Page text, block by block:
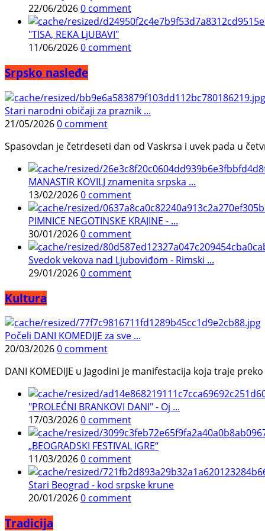
22/06/20260 comment
"TISA, REKA LjUBAVI"
11/06/20260 comment
Srpsko nasleđe
Stari narodni običaji za praznik ...
21/05/20260 comment
Spasovdan je četrdeseti dan od Vaskrsa i uvek pada u
MANASTIR KOVILJ znamenita srpska ...
13/02/20260 comment
PIMNICE NEGOTINSKE KRAJINE - ...
30/01/20260 comment
Svedok vekova nad Ljuboviđom - Rimski ...
29/01/20260 comment
Kultura
Počeli DANI KOMEDIJE za sve ...
20/03/20260 comment
DANI KOMEDIJE u Jagodini je manifestacija koja traje
"PROLEĆNI BRANKOVI DANI" - Oj ...
17/03/20260 comment
„BEOGRADSKI FESTIVAL IGRE“
11/03/20260 comment
Stari Beograd - kod srpske krune
20/01/20260 comment
Tradicija